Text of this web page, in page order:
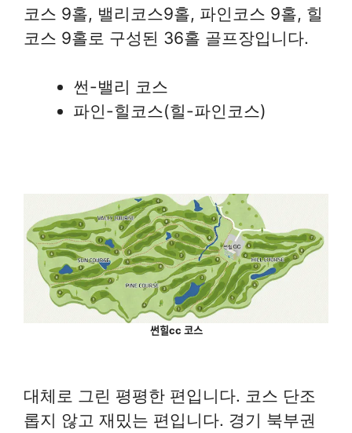
코스 9홀, 밸리코스9홀, 파인코스 9홀, 힐
코스 9홀로 구성된 36홀 골프장입니다.
썬-밸리 코스
파인-힐코스(힐-파인코스)
썬힐cc 코스
대체로 그린 평평한 편입니다. 코스 단조
롭지 않고 재밌는 편입니다. 경기 북부권